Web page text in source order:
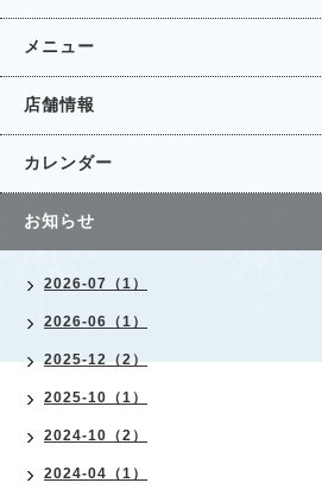
メニュー
店舗情報
カレンダー
お知らせ
2026-07（1）
2026-06（1）
2025-12（2）
2025-10（1）
2024-10（2）
2024-04（1）